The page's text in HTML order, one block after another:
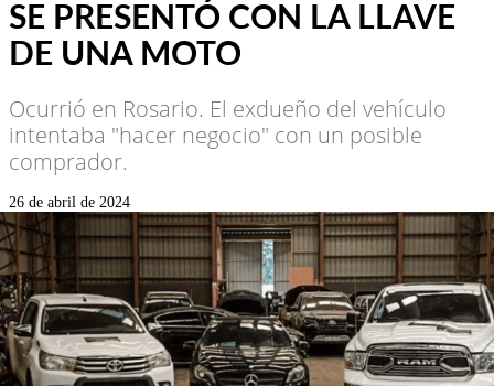
SE PRESENTÓ CON LA LLAVE
DE UNA MOTO
Ocurrió en Rosario. El exdueño del vehículo
intentaba "hacer negocio" con un posible
comprador.
26 de abril de 2024